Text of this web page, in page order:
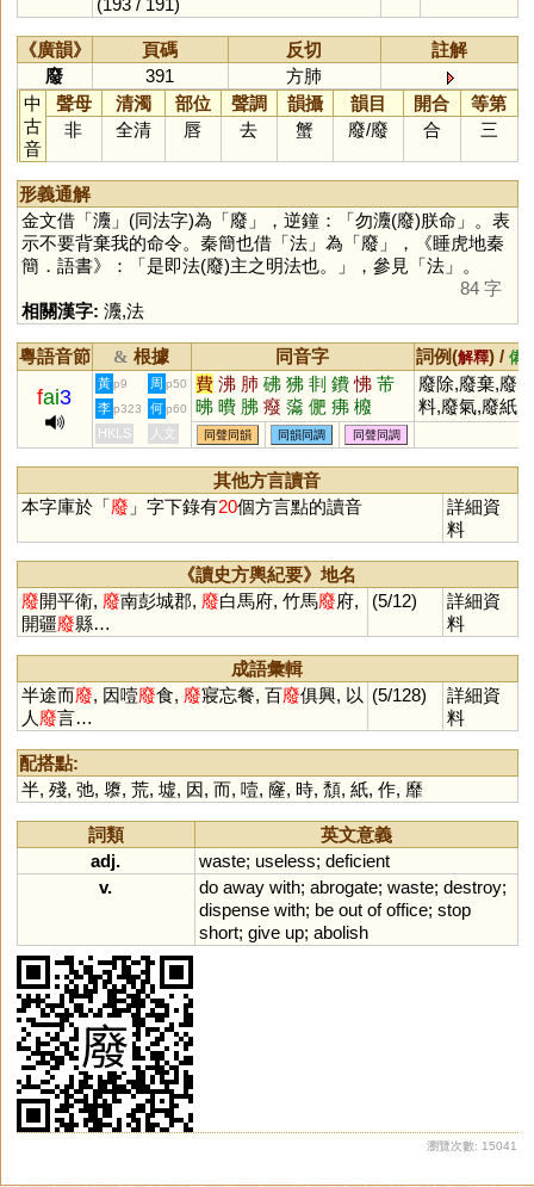
(193 / 191)
《廣韻》 頁碼 反切
註解
廢
391
方肺
中
古
音
聲母 清濁 部位 聲調 韻攝 韻目 開合
等第
非
全清 唇 去 蟹 廢/廢 合 三
形義通解
金文借「灋」(同法字)為「廢 」，逆鐘：「勿灋(廢)朕命」。表
示不要背棄我的命令。秦簡也借「法」為「廢 」，《睡虎地秦
簡．語書》：「是即法(廢)主之明法也。」，參見「法」。
84 字
相關漢字: 灋,法
粵語音節 & 根據 同音字 詞例(解釋) / 備
fai3
黃 p9 周 p50 費 沸 肺 砩 狒 剕 鐨 怫 芾
昲 曊 胇 癈 濷 俷 疿 櫠
廢除,廢棄,廢
料,廢氣,廢紙,
廢墟,廢寢忘食
李 p323 何 p60
HKLS 人文 同聲同韻 同韻同調 同聲同調
其他方言讀音
本字庫於「廢 」字下錄有20個方言點的讀音
詳細資
料
《讀史方輿紀要》地名
廢開平衛, 廢南彭城郡, 廢白馬府, 竹馬廢府,
開疆廢縣…
(5/12)
詳細資
料
成語彙輯
半途而廢, 因噎廢食, 廢寢忘餐, 百廢俱興, 以
人 廢言…
(5/128)
詳細資
料
配搭點:
半, 殘, 弛, 隳, 荒, 墟, 因, 而, 噎, 窿, 時, 頹, 紙, 作, 靡
詞類
英文意義
adj.
waste; useless; deficient
v.
do away with; abrogate; waste; destroy;
dispense with; be out of office; stop
short; give up; abolish
瀏覽次數: 15041